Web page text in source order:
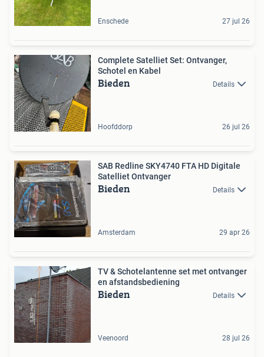
Enschede 27 jul 26
Complete Satelliet Set: Ontvanger,
Schotel en Kabel
Bieden Details
Hoofddorp 26 jul 26
SAB Redline SKY4740 FTA HD Digitale
Satelliet Ontvanger
Bieden Details
Amsterdam 29 apr 26
TV & Schotelantenne set met ontvanger
en afstandsbediening
Bieden Details
Veenoord 28 jul 26